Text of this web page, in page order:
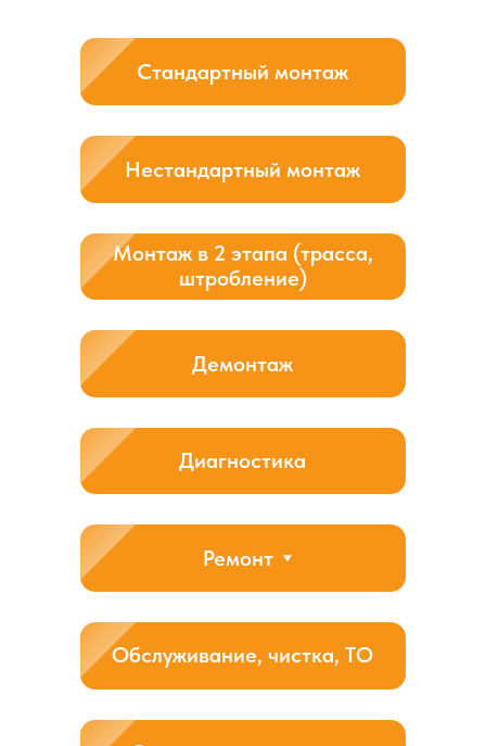
Сервисное обслуживание кондиционера (ТО) — это
комплекс мероприятий, направленных на поддержание
охлаждения. Оно включает диагностику, очистку,
настройку оборудования и профилактику возможных
неисправностей, что помогает продлить срок службы
кондиционера и обеспечить стабильное качество его
В ходе технического обслуживания специалисты
проводят осмотр основных компонентов системы:
внешнего и внутреннего блоков, фильтров,
вентиляторов, теплообменников и дренажной системы.
деталей, коррозию и другие проблемы, которые могут
негативно влиять на производительность кондиционера.
При необходимости выполняется очистка и ремонт
элементов, чтобы восстановить их нормальную работу
Своевременное сервисное обслуживание помогает
улучшить циркуляцию воздуха, повысить эффективность
охлаждения и снизить риск возникновения
неисправностей. Регулярная диагностика
ремонта и поддерживать кондиционер в оптимальном
рабочем состоянии.
ТО кондиционера